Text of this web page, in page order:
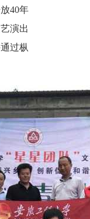
40年
演出
过枞